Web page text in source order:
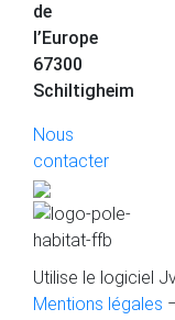
de
l’Europe
67300
Schiltigheim
Nous
contacter
Utilise le logiciel
Mentions légales